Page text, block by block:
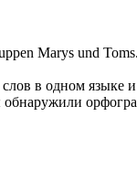
Marys und Toms.
в одном языке
обнаружили